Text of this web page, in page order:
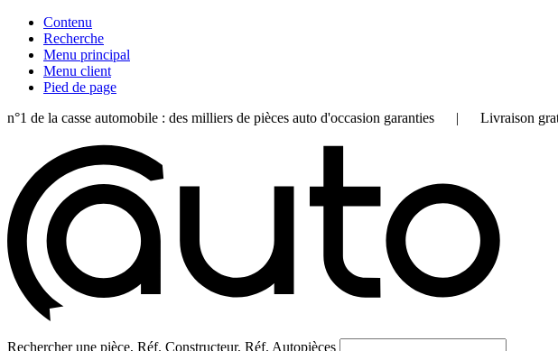
Contenu
Recherche
Menu principal
Menu client
Pied de page
n°1 de la casse automobile : des milliers de pièces auto d'occasion garanties |
Rechercher une pièce, Réf. Constructeur, Réf. Autopièces